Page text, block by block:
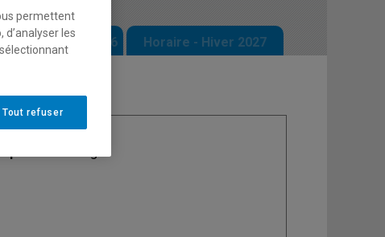
- Automne 2026 Horaire - Hiver 2027
permettent
les
Tout refuser